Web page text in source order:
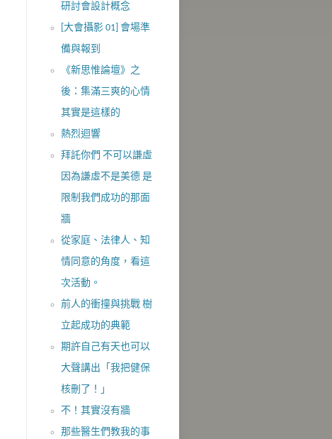
研討會設計概念
[大會攝影 01] 會場準
備與報到
《新思惟論壇》之
後：集滿三爽的心情
其實是這樣的
熱烈迴響
拜託你們 不可以謙虛
因為謙虛不是美德 是
限制我們成功的那面
牆
從家庭、法律人、知
情同意的角度，看這
次活動。
前人的衝撞與挑戰 樹
立起成功的典範
期許自己有天也可以
大聲講出「我把健保
核刪了！」
不！其實沒​有牆
那些醫生們教我的事